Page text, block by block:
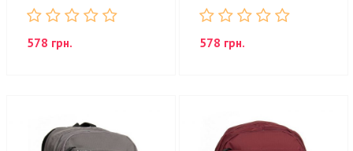
578 грн. 578 грн.